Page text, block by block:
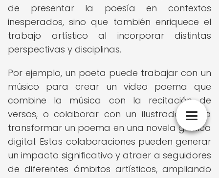
de presentar la poesía en contextos
inesperados, sino que también enriquece el
trabajo artístico al incorporar distintas
perspectivas y disciplinas.
Por ejemplo, un poeta puede trabajar con un
músico para crear un video poema que
combine la música con la recitación de
versos, o colaborar con un ilustrador para
transformar un poema en una novela gráfica
digital. Estas colaboraciones pueden generar
un impacto significativo y atraer a seguidores
de diferentes ámbitos artísticos, ampliando